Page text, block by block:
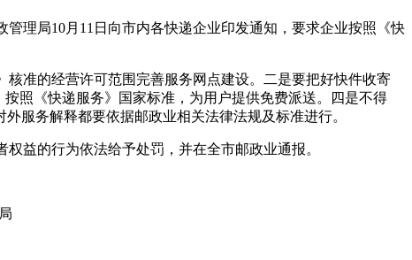
理局10月11日向市内各快递企业印发通知，要求企业按照《快
准的经营许可范围完善服务网点建设。二是要把好快件收寄
照《快递服务》国家标准，为用户提供免费派送。四是不得
服务解释都要依据邮政业相关法律法规及标准进行。
益的行为依法给予处罚，并在全市邮政业通报。